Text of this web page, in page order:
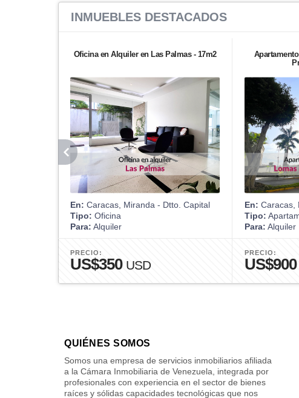
INMUEBLES DESTACADOS
Oficina en Alquiler en Las Palmas - 17m2
En: Caracas, Miranda - Dtto. Capital
Tipo: Oficina
Para: Alquiler
PRECIO:
US$350 USD
En: Caracas,
Tipo:
Para: Alquiler
PRECIO:
US$900
QUIÉNES SOMOS
Somos una empresa de servicios inmobiliarios afiliada
a la Cámara Inmobiliaria de Venezuela, integrada por
profesionales con experiencia en el sector de bienes
raíces y sólidas capacidades tecnológicas que nos